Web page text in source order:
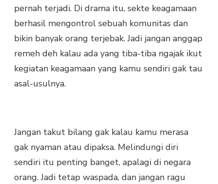
pernah terjadi. Di drama itu, sekte keagamaan
berhasil mengontrol sebuah komunitas dan
bikin banyak orang terjebak. Jadi jangan anggap
remeh deh kalau ada yang tiba-tiba ngajak ikut
kegiatan keagamaan yang kamu sendiri gak tau
asal-usulnya.
Jangan takut bilang gak kalau kamu merasa
gak nyaman atau dipaksa. Melindungi diri
sendiri itu penting banget, apalagi di negara
orang. Jadi tetap waspada, dan jangan ragu